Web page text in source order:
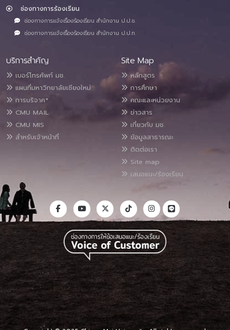
ช่องทางการร้องเรียน
ช่องทางการแจ้งเรื่องร้องเรียน สำนักงาน ป.ป.ช.
ช่องทางการแจ้งเรื่องร้องเรียน สำนักงาน ป.ป.ท.
บริการสำคัญ
เบอร์โทรศัพท์ มช.
แผนที่มหาวิทยาลัยเชียงใหม่
การบริจาค*
CMU MAIL
CMU MIS
สำหรับเจ้าหน้าที่
Site Map
หลักสูตร
การศึกษา
คณะและหน่วยงาน
ข่าวสาร
เกี่ยวกับ มช.
ข้อมูลสาธารณะ
ติดต่อเรา
Site map
เสนอแนะ/ร้องเรียน